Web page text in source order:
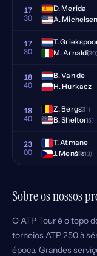
17
30
D. Merida
A. Michelsen
17
30
T.
M. Arnaldi
18
40
B. Van de
H. Hurkacz
18
40
Z. Bergs(31)
B. Shelton(5)
23
00
T. Atmane
J. Menšik(13)
Sobre os nossos
O ATP Tour é o topo
torneios ATP 250 à
época. Grandes